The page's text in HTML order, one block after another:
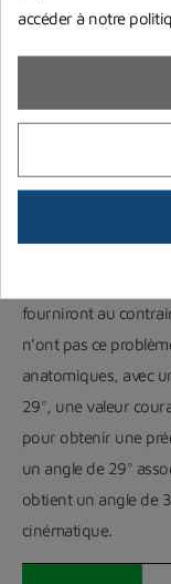
La conception des
performances en
voilure. L’angle
fourniront au
n’ont pas ce
anatomiques, avec
29°, une valeur
pour obtenir une
un angle de 29°
obtient un angle de
cinématique.
accéder à notre